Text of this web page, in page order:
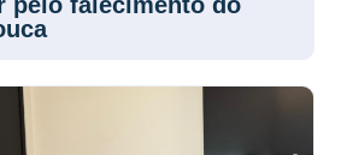
pelo falecimento do